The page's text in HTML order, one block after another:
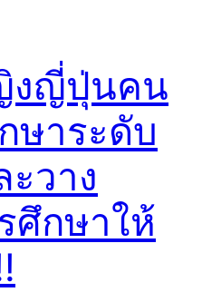
งญี่ปุ่นคน
ษาระดับ
วาง
ศึกษาให้